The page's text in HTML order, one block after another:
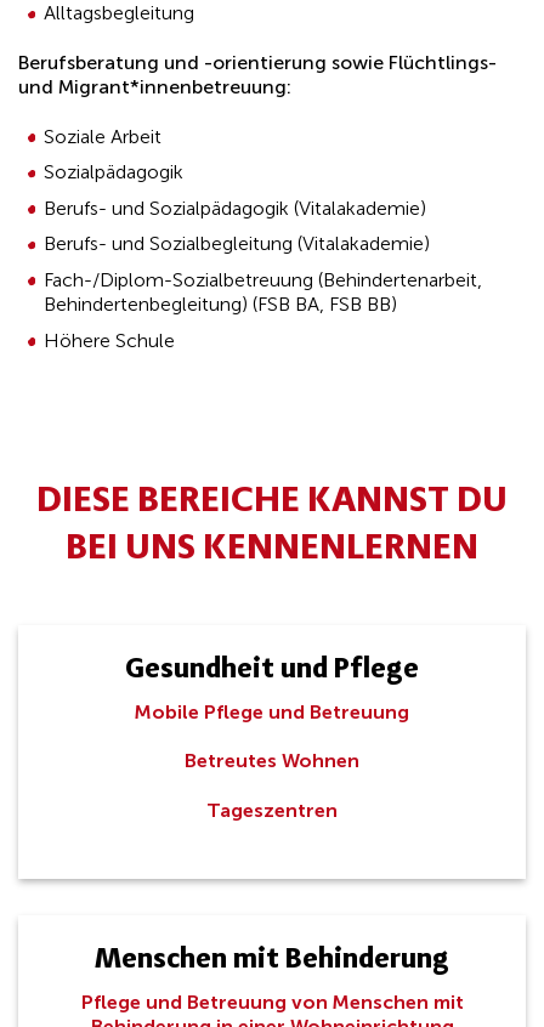
Alltagsbegleitung
Berufsberatung und -orientierung sowie Flüchtlings-
und Migrant*innenbetreuung:
Soziale Arbeit
Sozialpädagogik
Berufs- und Sozialpädagogik (Vitalakademie)
Berufs- und Sozialbegleitung (Vitalakademie)
Fach-/Diplom-Sozialbetreuung (Behindertenarbeit,
Behindertenbegleitung) (FSB BA, FSB BB)
Höhere Schule
DIESE BEREICHE KANNST DU
BEI UNS KENNENLERNEN
Gesundheit und Pflege
Mobile Pflege und Betreuung
Betreutes Wohnen
Tageszentren
Menschen mit Behinderung
Pflege und Betreuung von Menschen mit